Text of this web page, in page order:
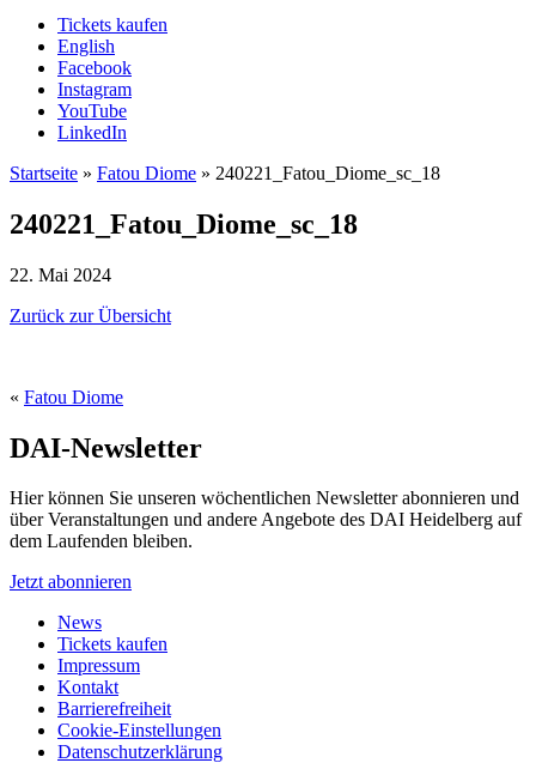
Tickets kaufen
English
Facebook
Instagram
YouTube
LinkedIn
Startseite » Fatou Diome » 240221_Fatou_Diome_sc_18
240221_Fatou_Diome_sc_18
22. Mai 2024
Zurück zur Übersicht
« Fatou Diome
DAI-Newsletter
Hier können Sie unseren wöchentlichen Newsletter abonnieren und
über Veranstaltungen und andere Angebote des DAI Heidelberg auf
dem Laufenden bleiben.
Jetzt abonnieren
News
Tickets kaufen
Impressum
Kontakt
Barrierefreiheit
Cookie-Einstellungen
Datenschutzerklärung